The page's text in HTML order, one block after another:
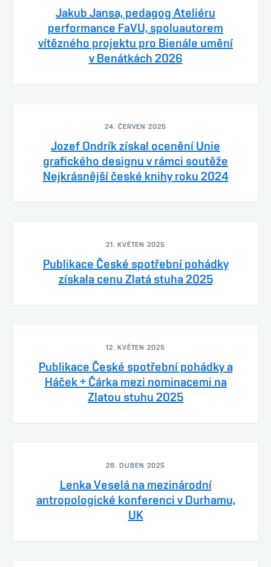
Jakub Jansa, pedagog Ateliéru
performance FaVU, spoluautorem
vítězného projektu pro Bienále umění
v Benátkách 2026
24. ČERVEN 2025
Jozef Ondrík získal ocenění Unie
grafického designu v rámci soutěže
Nejkrásnější české knihy roku 2024
21. KVĚTEN 2025
Publikace České spotřební pohádky
získala cenu Zlatá stuha 2025
12. KVĚTEN 2025
Publikace České spotřební pohádky a
Háček + Čárka mezi nominacemi na
Zlatou stuhu 2025
28. DUBEN 2025
Lenka Veselá na mezinárodní
antropologické konferenci v Durhamu,
UK